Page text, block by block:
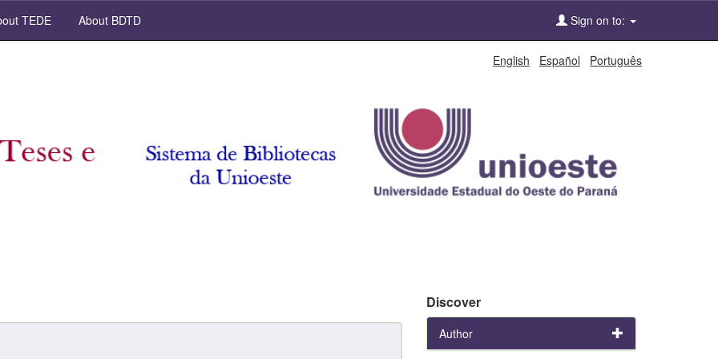
TEDE About BDTD Sign on to:
English Español Português
Discover
Author